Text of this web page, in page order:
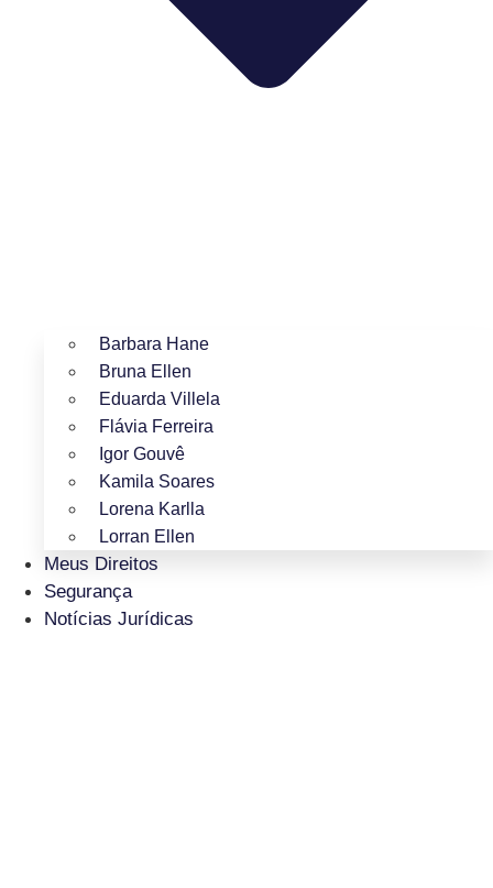
Barbara Hane
Bruna Ellen
Eduarda Villela
Flávia Ferreira
Igor Gouvê
Kamila Soares
Lorena Karlla
Lorran Ellen
Meus Direitos
Segurança
Notícias Jurídicas